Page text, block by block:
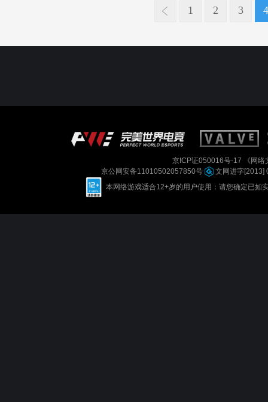
1 2 3 4
京ICP证050016号-17
《网
京公网安备11010502057850号
文网进字[2013]
本网络游戏适合12+岁的用户使用：请您确定已如